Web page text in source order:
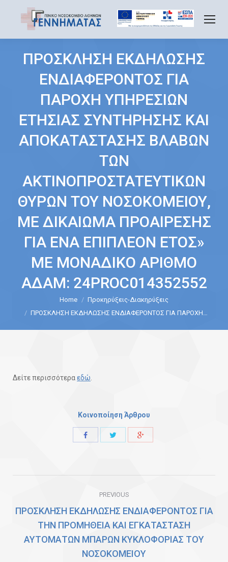
ΠΡΟΣΚΛΗΣΗ ΕΚΔΗΛΩΣΗΣ
ΕΝΔΙΑΦΕΡΟΝΤΟΣ ΓΙΑ
ΠΑΡΟΧΗ ΥΠΗΡΕΣΙΩΝ
ΕΤΗΣΙΑΣ ΣΥΝΤΗΡΗΣΗΣ ΚΑΙ
ΑΠΟΚΑΤΑΣΤΑΣΗΣ ΒΛΑΒΩΝ
ΤΩΝ
ΑΚΤΙΝΟΠΡΟΣΤΑΤΕΥΤΙΚΩΝ
ΘΥΡΩΝ ΤΟΥ ΝΟΣΟΚΟΜΕΙΟΥ,
ΜΕ ΔΙΚΑΙΩΜΑ ΠΡΟΑΙΡΕΣΗΣ
ΓΙΑ ΕΝΑ ΕΠΙΠΛΕΟΝ ΕΤΟΣ»
ΜΕ ΜΟΝΑΔΙΚΟ ΑΡΙΘΜΟ
ΑΔΑΜ: 24PROC014352552
Home
Προκηρύξεις-Διακηρύξεις
ΠΡΟΣΚΛΗΣΗ ΕΚΔΗΛΩΣΗΣ ΕΝΔΙΑΦΕΡΟΝΤΟΣ ΓΙΑ ΠΑΡΟΧΗ…
Δείτε περισσότεραεδώ
Κοινοποίηση Άρθρου
Share
PREVIOUS
ΠΡΟΣΚΛΗΣΗ ΕΚΔΗΛΩΣΗΣ ΕΝΔΙΑΦΕΡΟΝΤΟΣ ΓΙΑ
ΤΗΝ ΠΡΟΜΗΘΕΙΑ ΚΑΙ ΕΓΚΑΤΑΣΤΑΣΗ
ΑΥΤΟΜΑΤΩΝ ΜΠΑΡΩΝ ΚΥΚΛΟΦΟΡΙΑΣ ΤΟΥ
ΝΟΣΟΚΟΜΕΙΟΥ